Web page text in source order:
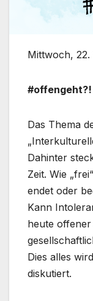
Mittwoch,
#offengeht?!
Das Thema
Dahinter
Zeit. Wie
endet oder
Kann
heute
Dies alles
diskutiert.